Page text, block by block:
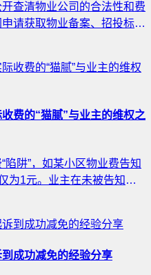
查清物业公司的合法性和费
请获取物业备案、招投标及
、填写申请及分析结果。这
有助于维护自身权益。
费的“猫腻”与业主的维权之
阱”，如某小区物业费告知
为1元。业主在未被告知备
权措施包括收集证据、与物
门投诉。业主应仔细阅读合
题发生。
成功减免的经验分享